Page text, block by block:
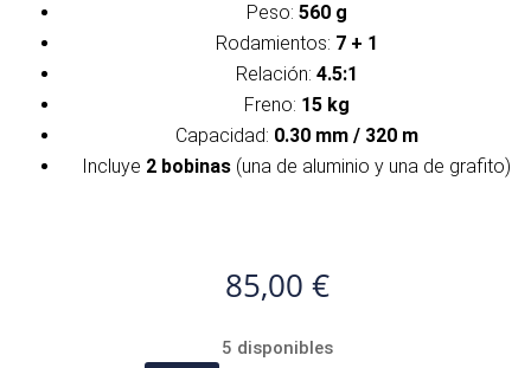
Peso: 560 g
Rodamientos: 7 + 1
Relación: 4.5:1
Freno: 15 kg
Capacidad: 0.30 mm / 320 m
Incluye 2 bobinas (una de aluminio y una de grafito)
85,00 €
5 disponibles